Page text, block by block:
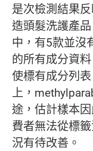
是次檢測結果
造頭髮洗護產
中，有5款並沒
的所有成分資
使標有成分列
上，
途，估計樣本
費者無法從標
況有待改善。